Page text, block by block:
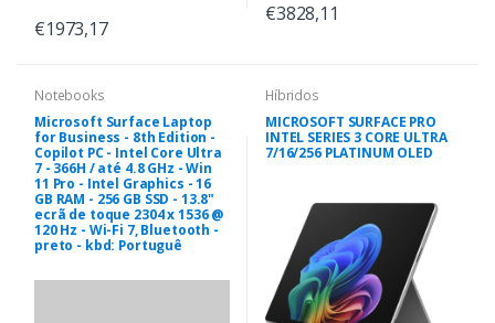
€1973,17
€3828,11
Notebooks
Microsoft Surface Laptop
for Business - 8th Edition -
Copilot PC - Intel Core Ultra
7 - 366H / até 4.8 GHz - Win
11 Pro - Intel Graphics - 16
GB RAM - 256 GB SSD - 13.8"
ecrã de toque 2304 x 1536 @
120 Hz - Wi-Fi 7, Bluetooth -
preto - kbd: Portuguê
Híbridos
MICROSOFT SURFACE PRO
INTEL SERIES 3 CORE ULTRA
7/16/256 PLATINUM OLED